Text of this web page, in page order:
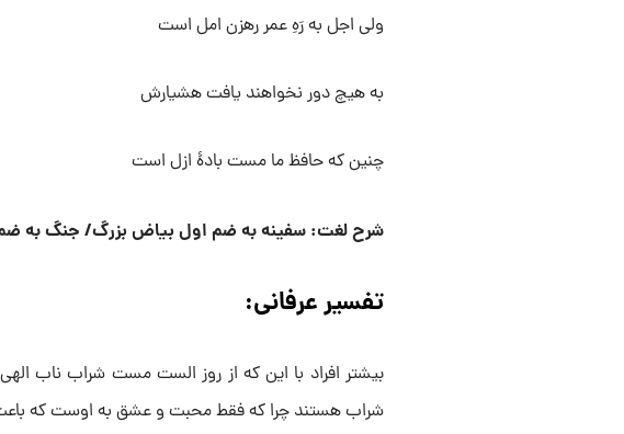
ولی اجل به رَهِ عمر رهزن امل است
به هیچ دور نخواهند یافت هشیارش
چنین که حافظ ما مست بادهٔ ازل است
شرح لغت: سفینه به ضم اول بیاض بزرگ/ جنگ به ضم
تفسیر عرفانی:
بیشتر افراد با این که از روز الست مست شراب ناب
شراب هستند چرا که فقط محبت و عشق به اوست که